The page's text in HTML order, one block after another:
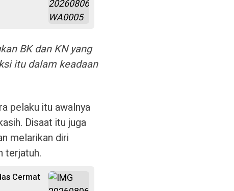
BK dan KN yang
itu dalam keadaan
pelaku itu awalnya
Disaat itu juga
melarikan diri
terjatuh.
Cermat